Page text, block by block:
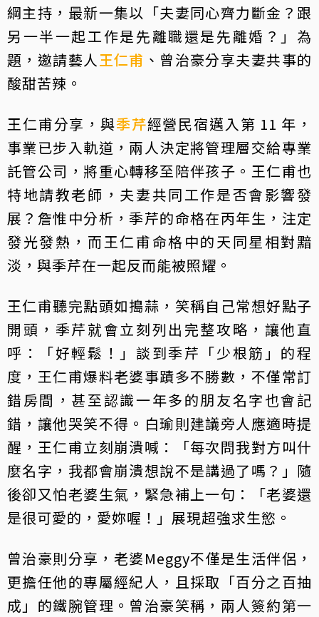
綱主持，最新一集以「夫妻同心齊力斷金？跟
另一半一起工作是先離職還是先離婚？」為
題，邀請藝人 王仁甫 、曾治豪分享夫妻共事的
酸甜苦辣。
王仁甫分享，與季芹經營民宿邁入第 11 年，
事業已步入軌道，兩人決定將管理層交給專業
託管公司，將重心轉移至陪伴孩子。王仁甫也
特地請教老師，夫妻共同工作是否會影響發
展？詹惟中分析，季芹的命格在丙年生，注定
發光發熱，而王仁甫命格中的天同星相對黯
淡，與季芹在一起反而能被照耀。
王仁甫聽完點頭如搗蒜，笑稱自己常想好點子
開頭，季芹就會立刻列出完整攻略，讓他直
呼：「好輕鬆！」談到季芹「少根筋」的程
度，王仁甫爆料老婆事蹟多不勝數，不僅常訂
錯房間，甚至認識一年多的朋友名字也會記
錯，讓他哭笑不得。白瑜則建議旁人應適時提
醒，王仁甫立刻崩潰喊：「每次問我對方叫什
麼名字，我都會崩潰想說不是講過了嗎？」隨
後卻又怕老婆生氣，緊急補上一句：「老婆還
是很可愛的，愛妳喔！」展現超強求生慾。
曾治豪則分享，老婆Meggy不僅是生活伴侶，
更擔任他的專屬經紀人，且採取「百分之百抽
成」的鐵腕管理。曾治豪笑稱，兩人簽約第一